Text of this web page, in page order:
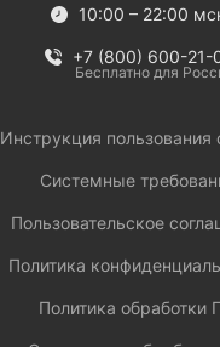
10:00 – 22:00
+7 (800) 600-21-
Бесплатно для
Инструкция пользования
Системные
Пользовательское
Политика
Политика обработки